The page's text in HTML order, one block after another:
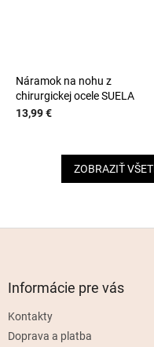
Náramok na nohu z
chirurgickej ocele SUELA
13,99 €
ZOBRAZIŤ
Informácie pre vás
Kontakty
Doprava a platba